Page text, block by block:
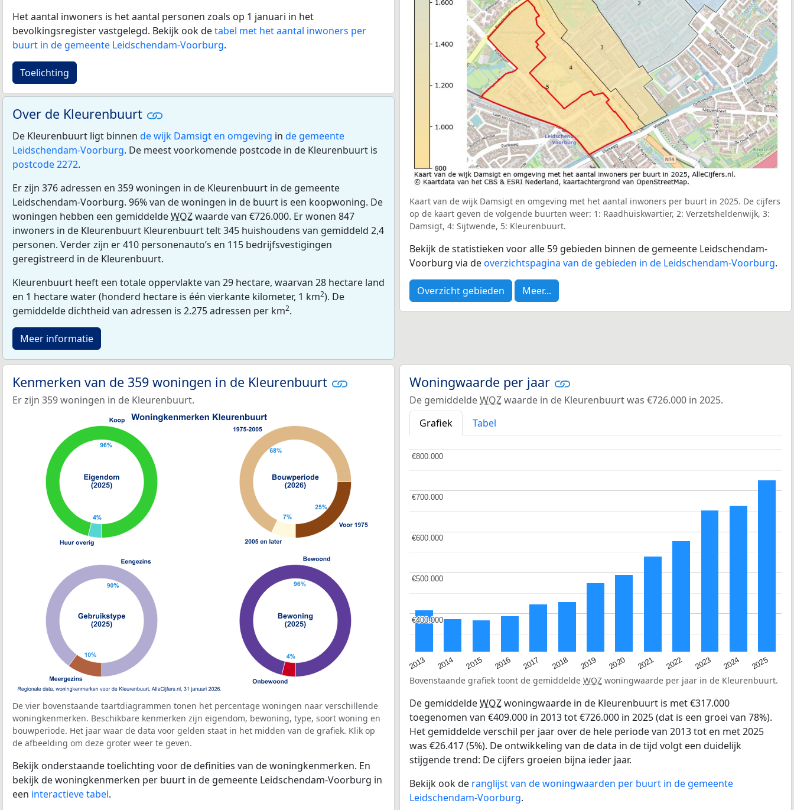
Het aantal inwoners is het aantal personen zoals op 1 januari in het
bevolkingsregister vastgelegd. Bekijk ook detabel met het aantal inwoners per
buurt in de gemeente Leidschendam-Voorburg.
Toelichting
Over de Kleurenbuurt
De Kleurenbuurt ligt binnen de wijk Damsigt en omgeving in de gemeente
Leidschendam-Voorburg. De meest voorkomende postcode in de Kleurenbuurt is
postcode 2272.
Er zijn 376 adressen en 359 woningen in de Kleurenbuurt in de gemeente
Leidschendam-Voorburg. 96% van de woningen in de buurt is een koopwoning. De
woningen hebben een gemiddeldeWOZwaarde van €726.000. Er wonen 847
inwoners in de Kleurenbuurt Kleurenbuurt telt 345 huishoudens van gemiddeld 2,4
personen. Verder zijn er 410 personenauto’s en 115 bedrijfsvestigingen
geregistreerd in de Kleurenbuurt.
Kleurenbuurt heeft een totale oppervlakte van 29 hectare, waarvan 28 hectare land
en 1 hectare water (honderd hectare is één vierkante kilometer, 1 km2). De
gemiddelde dichtheid van adressen is 2.275 adressen per km2.
Meer informatie
Kaart van de wijk Damsigt en omgeving met het aantal inwoners per buurt in 2025. De cijfers
op de kaart geven de volgende buurten weer: 1: Raadhuiskwartier, 2: Verzetsheldenwijk, 3:
Damsigt, 4: Sijtwende, 5: Kleurenbuurt.
Bekijk de statistieken voor alle 59 gebieden binnen de gemeente Leidschendam-
Voorburg via deoverzichtspagina van de gebieden in de Leidschendam-Voorburg.
Overzicht gebieden Meer...
Kenmerken van de 359 woningen in de Kleurenbuurt
Er zijn 359 woningen in de Kleurenbuurt.
De vier bovenstaande taartdiagrammen tonen het percentage woningen naar verschillende
woningkenmerken. Beschikbare kenmerken zijn eigendom, bewoning, type, soort woning en
bouwperiode. Het jaar waar de data voor gelden staat in het midden van de grafiek. Klik op
de afbeelding om deze groter weer te geven.
Bekijk onderstaande toelichting voor de definities van de woningkenmerken. En
bekijk de woningkenmerken per buurt in de gemeente Leidschendam-Voorburg in
een interactieve tabel.
Woningwaarde per jaar
De gemiddeldeWOZwaarde in de Kleurenbuurt was €726.000 in 2025.
Grafiek
Tabel
2013 2014 2015 2016 2017 2018 2019 2020 2021 2022 2023 2024 2025
€400.000
€400.000
€500.000
€500.000
€600.000
€600.000
€700.000
€700.000
€800.000
€800.000
Bovenstaande grafiek toont de gemiddelde WOZ woningwaarde per jaar in de Kleurenbuurt.
De gemiddeldeWOZwoningwaarde in de Kleurenbuurt is met €317.000
toegenomen van €409.000 in 2013 tot €726.000 in 2025 (dat is een groei van 78%).
Het gemiddelde verschil per jaar over de hele periode van 2013 tot en met 2025
was €26.417 (5%). De ontwikkeling van de data in de tijd volgt een duidelijk
stijgende trend: De cijfers groeien bijna ieder jaar.
Bekijk ook de ranglijst van de woningwaarden per buurt in de gemeente
Leidschendam-Voorburg.